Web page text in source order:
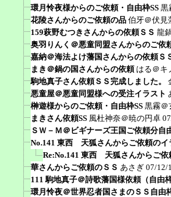
環月怜夜様からのご依頼・自由枠SS 黒
花陵さんからのご依頼の品 伯牙＠伏見
159萩野むつきさんからの依頼ＳＳ 龍
奥羽りんく＠悪童同盟さんからのご依
嘉納＠海法よけ藩国さんからの依頼Ｓ
まき＠鍋の国さんからの依頼 はる＠キ
駒地真子さん依頼ＳＳ完成しました。
悪童屋＠悪童同盟様への受注イラスト
榊遊様からのご依頼・自由枠SS 黒霧＠
まきさん依頼SS 風杜神奈＠暁の円卓
ＳＷ－Ｍ＠ビギナーズ王国ご依頼分自
No.141 東西 天狐さんからご依頼のイ
Re:No.141 東西 天狐さんからご依
華さんからご依頼のＳＳ あさぎ 07/12/
111 駒地真子＠詩歌藩国様依頼（自由
環月怜夜＠世界忍者国さまのＳＳ自由